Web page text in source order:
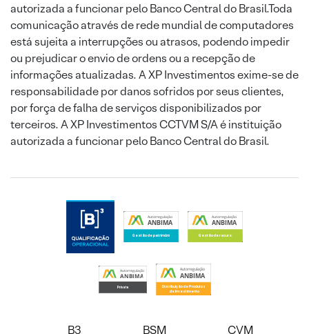
autorizada a funcionar pelo Banco Central do Brasil.Toda
comunicação através de rede mundial de computadores
está sujeita a interrupções ou atrasos, podendo impedir
ou prejudicar o envio de ordens ou a recepção de
informações atualizadas. A XP Investimentos exime-se de
responsabilidade por danos sofridos por seus clientes,
por força de falha de serviços disponibilizados por
terceiros. A XP Investimentos CCTVM S/A é instituição
autorizada a funcionar pelo Banco Central do Brasil.
B3 BSM CVM